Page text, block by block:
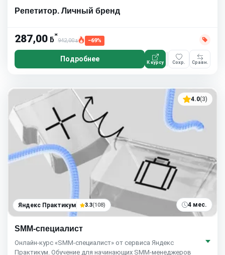
Репетитор. Личный бренд
287,00 ƃ*
942,00ƃ −69%
Подробнее К курсу Сохр. Сравн.
4.0(3)
Яндекс Практикум 3.3(108) 4 мес.
SMM-специалист
Онлайн-курс «SMM-специалист» от сервиса Яндекс
Практикум. Обучение для начинающих SMM-менеджеров